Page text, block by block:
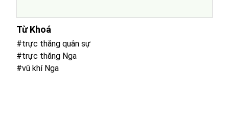
Từ Khoá
#trực thăng quân sự
#trực thăng Nga
#vũ khí Nga